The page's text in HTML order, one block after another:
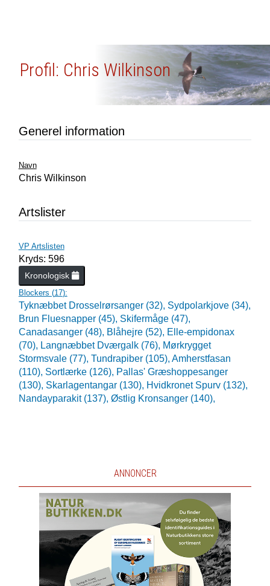
Profil: Chris Wilkinson
Generel information
Navn
Chris Wilkinson
Artslister
VP Artslisten
Kryds: 596
Kronologisk
Blockers (17):
Tyknæbbet Drosselrørsanger (32), Sydpolarkjove (34),
Brun Fluesnapper (45), Skifermåge (47),
Canadasanger (48), Blåhejre (52), Elle-empidonax
(70), Langnæbbet Dværgalk (76), Mørkrygget
Stormsvale (77), Tundrapiber (105), Amherstfasan
(110), Sortlærke (126), Pallas' Græshoppesanger
(130), Skarlagentangar (130), Hvidkronet Spurv (132),
Nandayparakit (137), Østlig Kronsanger (140),
ANNONCER